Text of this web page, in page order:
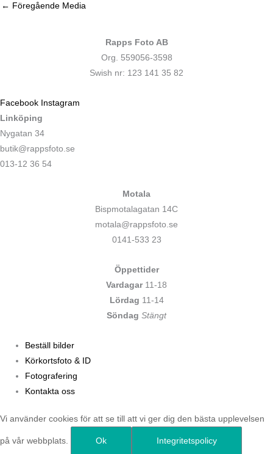
← Föregående Media
Rapps Foto AB
Org. 559056-3598
Swish nr: 123 141 35 82
Facebook Instagram
Linköping
Nygatan 34
butik@rappsfoto.se
013-12 36 54
Motala
Bispmotalagatan 14C
motala@rappsfoto.se
0141-533 23
Öppettider
Vardagar11-18
Lördag 11-14
Söndag Stängt
Beställ bilder
Körkortsfoto & ID
Fotografering
Kontakta oss
Vi använder cookies för att se till att vi ger dig den bästa upplevelsen
på vår webbplats. Ok Integritetspolicy